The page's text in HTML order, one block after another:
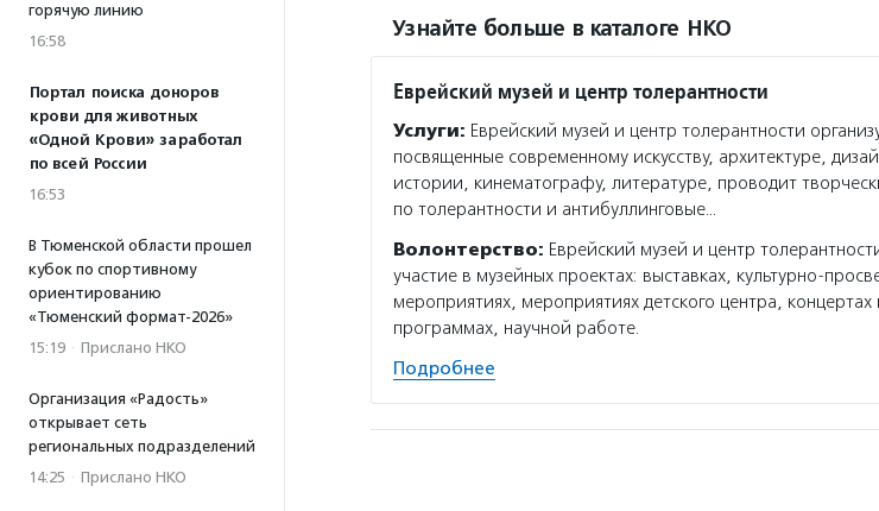
горячую линию
16:58
Портал поиска доноров
крови для животных
«Одной Крови» заработал
по всей России
16:53
В Тюменской области прошел
кубок по спортивному
ориентированию
«Тюменский формат-2026»
15:19 · Прислано НКО
Организация «Радость»
открывает сеть
региональных подразделений
14:25 · Прислано НКО
Узнайте больше в каталоге НКО
Еврейский музей и центр толерантности
Услуги: Еврейский музей и центр толерантности
посвященные современному искусству, архитектуре,
истории, кинематографу, литературе, проводит
по толерантности и антибуллинговые…
Волонтерство: Еврейский музей и центр
участие в музейных проектах: выставках, культурно-
мероприятиях, мероприятиях детского центра,
программах, научной работе.
Подробнее